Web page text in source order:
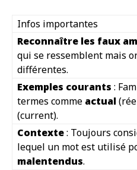
Infos importantes
Reconnaître les faux
qui se ressemblent mais
différentes.
Exemples courants :
termes comme actual
(current).
Contexte: Toujours
lequel un mot est utilisé
malentendus.